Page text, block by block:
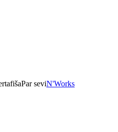
Par seviN'Works